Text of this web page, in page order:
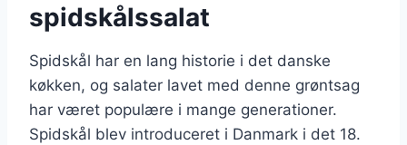
spidskålssalat
Spidskål har en lang historie i det danske
køkken, og salater lavet med denne grøntsag
har været populære i mange generationer.
Spidskål blev introduceret i Danmark i det 18.